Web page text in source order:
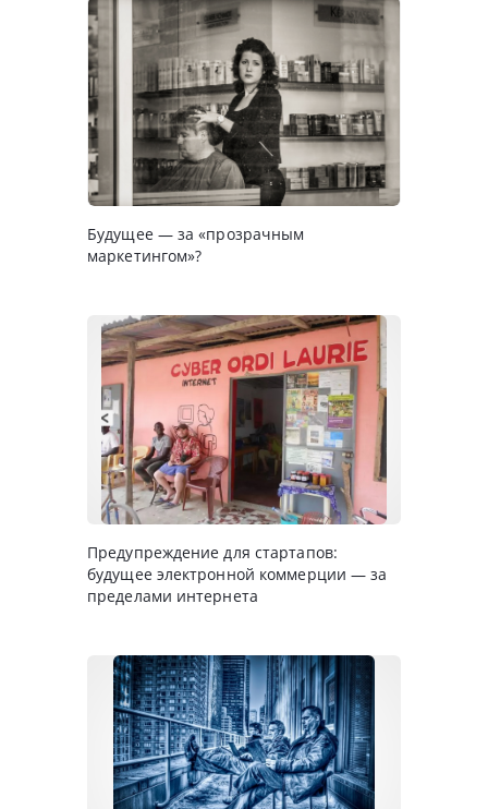
Будущее — за «прозрачным
маркетингом»?
Предупреждение для стартапов:
будущее электронной коммерции — за
пределами интернета